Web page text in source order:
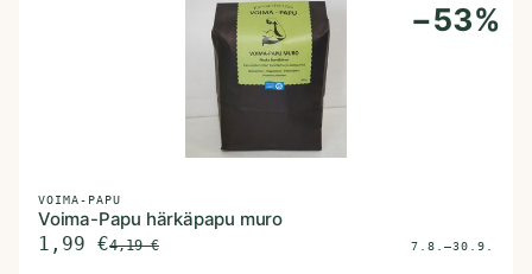
−53%
VOIMA-PAPU
Voima-Papu härkäpapu muro
1,99 €4,19€ 7.8.–30.9.